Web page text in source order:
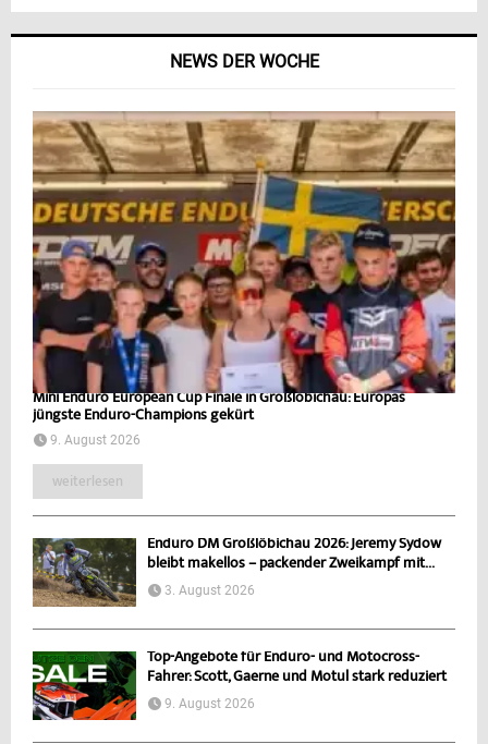
NEWS DER WOCHE
Mini Enduro European Cup Finale in Großlöbichau: Europas
jüngste Enduro-Champions gekürt
9. August 2026
weiterlesen
Enduro DM Großlöbichau 2026: Jeremy Sydow
bleibt makellos – packender Zweikampf mit...
3. August 2026
Top-Angebote für Enduro- und Motocross-
Fahrer: Scott, Gaerne und Motul stark reduziert
9. August 2026